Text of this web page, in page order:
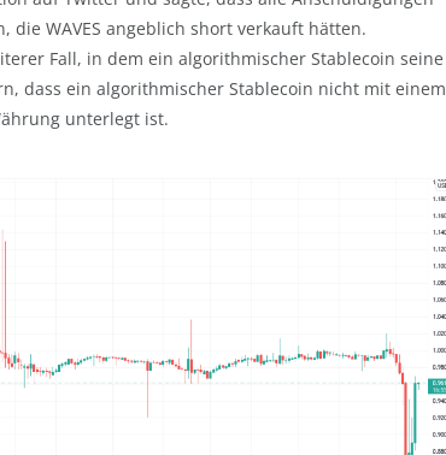
die WAVES angeblich short verkauft hätten.
Fall, in dem ein algorithmischer Stablecoin seine
dass ein algorithmischer Stablecoin nicht mit einem
unterlegt ist.